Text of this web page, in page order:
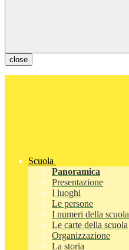
close
Scuola
Panoramica
Presentazione
I luoghi
Le persone
I numeri della scuola
Le carte della scuola
Organizzazione
La storia